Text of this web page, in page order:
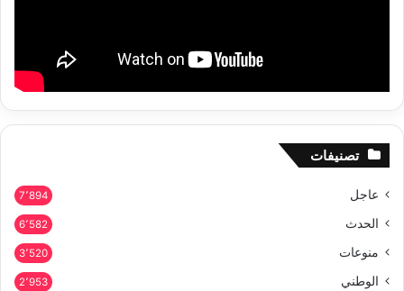
تصنيفات
عاجل 7٬894
الحدث 6٬582
منوعات 3٬520
الوطني 2٬953